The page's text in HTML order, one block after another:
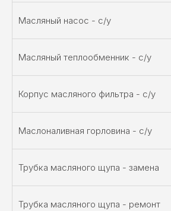
Масляный насос - с/у
Масляный теплообменник - с/у
Корпус масляного фильтра - с/у
Маслоналивная горловина - с/у
Трубка масляного щупа - замена
Трубка масляного щупа - ремонт